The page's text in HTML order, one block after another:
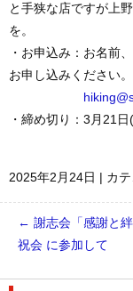
と手狭な店ですが上
を。
・お申込み：お名前
お申し込みください
・締め切り：3月21日
2025年2月24日 | カ
← 謝志会「感謝と絆
祝会 に参加して